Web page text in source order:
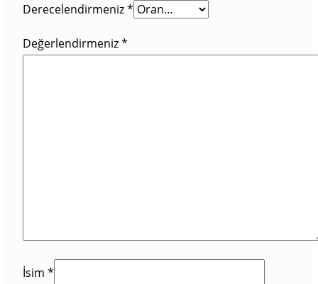
Derecelendirmeniz*
Değerlendirmeniz*
İsim *